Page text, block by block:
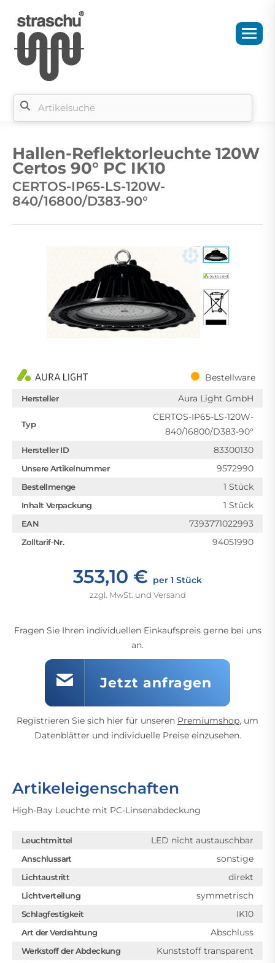
Hallen-Reflektorleuchte 120W
Certos 90° PC IK10
CERTOS-IP65-LS-120W-
840/16800/D383-90°
Bestellware
Hersteller Aura Light GmbH
Typ
CERTOS-IP65-LS-120W-
840/16800/D383-90°
Hersteller ID 83300130
Unsere Artikelnummer 9572990
Bestellmenge 1 Stück
Inhalt Verpackung 1 Stück
EAN 7393771022993
Zolltarif-Nr. 94051990
353,10 € per 1 Stück
zzgl. MwSt. und Versand
Fragen Sie Ihren individuellen Einkaufspreis gerne bei uns
an.
Jetzt anfragen
Registrieren Sie sich hier für unseren Premiumshop, um
Datenblätter und individuelle Preise einzusehen.
Artikeleigenschaften
High-Bay Leuchte mit PC-Linsenabdeckung
Leuchtmittel LED nicht austauschbar
Anschlussart sonstige
Lichtaustritt direkt
Lichtverteilung symmetrisch
Schlagfestigkeit IK10
Art der Verdrahtung Abschluss
Werkstoff der Abdeckung Kunststoff transparent